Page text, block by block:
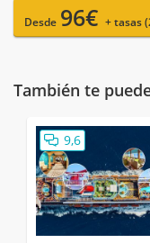
Desde 96€ + tasas
También te
9,6